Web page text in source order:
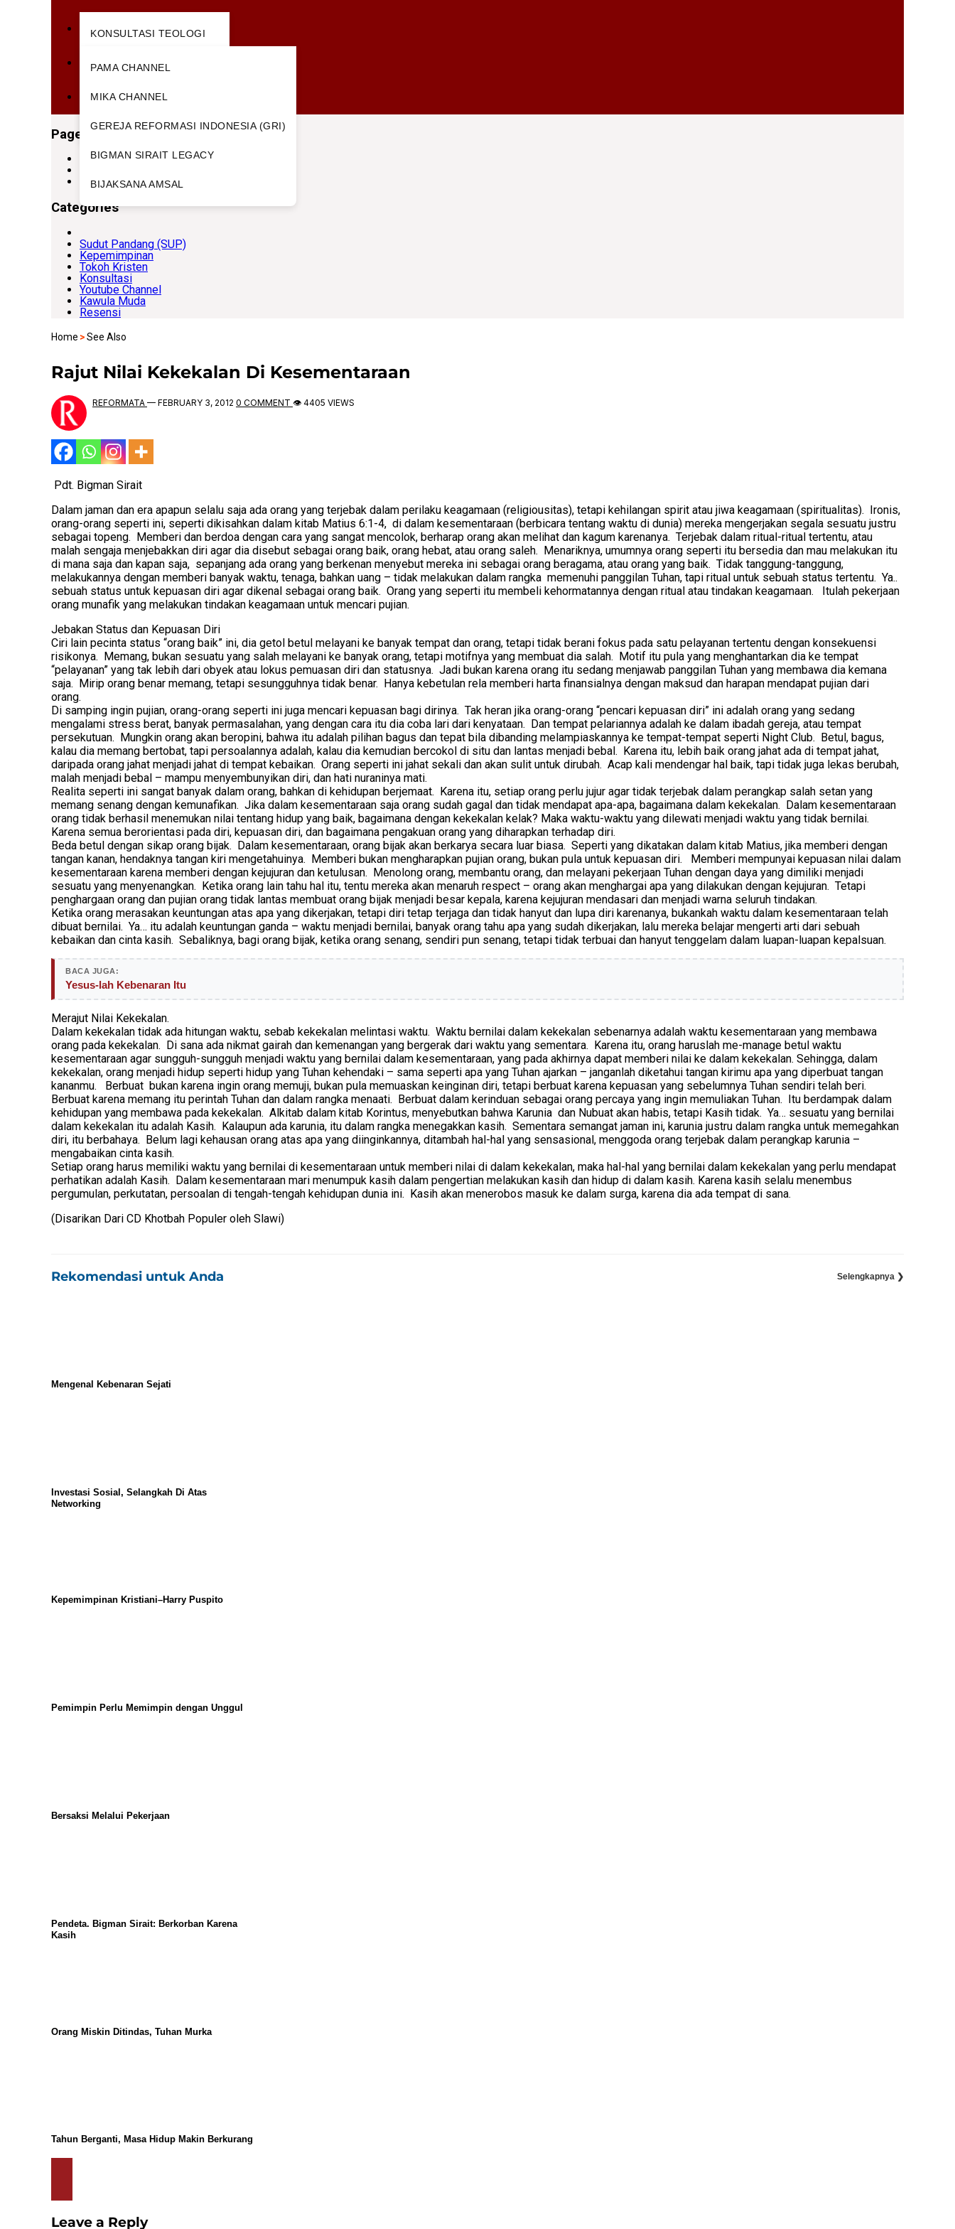
KONSULTASI TEOLOGI
KONSULTASI KELUARGA
KONSULTASI KESEHATAN
KONSULTASI HUKUM
Youtube Channel
PAMA CHANNEL
MIKA CHANNEL
GEREJA REFORMASI INDONESIA (GRI)
BIGMAN SIRAIT LEGACY
BIJAKSANA AMSAL
Kawula Muda
Resensi
Pages
Buku
Log In
Categories
Sudut Pandang (SUP)
Kepemimpinan
Tokoh Kristen
Konsultasi
Youtube Channel
Kawula Muda
Resensi
Home >See Also
Rajut Nilai Kekekalan Di Kesementaraan
REFORMATA — FEBRUARY 3, 2012 0 COMMENT 👁 4405 VIEWS
Pdt. Bigman Sirait
Dalam jaman dan era apapun selalu saja ada orang yang terjebak dalam perilaku keagamaan (religiousitas), tetapi kehilangan spirit atau jiwa keagamaan (spiritualitas). Ironis,
orang-orang seperti ini, seperti dikisahkan dalam kitab Matius 6:1-4, di dalam kesementaraan (berbicara tentang waktu di dunia) mereka mengerjakan segala sesuatu justru
sebagai topeng. Memberi dan berdoa dengan cara yang sangat mencolok, berharap orang akan melihat dan kagum karenanya. Terjebak dalam ritual-ritual tertentu, atau
malah sengaja menjebakkan diri agar dia disebut sebagai orang baik, orang hebat, atau orang saleh. Menariknya, umumnya orang seperti itu bersedia dan mau melakukan itu
di mana saja dan kapan saja, sepanjang ada orang yang berkenan menyebut mereka ini sebagai orang beragama, atau orang yang baik. Tidak tanggung-tanggung,
melakukannya dengan memberi banyak waktu, tenaga, bahkan uang – tidak melakukan dalam rangka memenuhi panggilan Tuhan, tapi ritual untuk sebuah status tertentu. Ya..
sebuah status untuk kepuasan diri agar dikenal sebagai orang baik. Orang yang seperti itu membeli kehormatannya dengan ritual atau tindakan keagamaan. Itulah pekerjaan
orang munafik yang melakukan tindakan keagamaan untuk mencari pujian.
Jebakan Status dan Kepuasan Diri
Ciri lain pecinta status “orang baik” ini, dia getol betul melayani ke banyak tempat dan orang, tetapi tidak berani fokus pada satu pelayanan tertentu dengan konsekuensi
risikonya. Memang, bukan sesuatu yang salah melayani ke banyak orang, tetapi motifnya yang membuat dia salah. Motif itu pula yang menghantarkan dia ke tempat
“pelayanan” yang tak lebih dari obyek atau lokus pemuasan diri dan statusnya. Jadi bukan karena orang itu sedang menjawab panggilan Tuhan yang membawa dia kemana
saja. Mirip orang benar memang, tetapi sesungguhnya tidak benar. Hanya kebetulan rela memberi harta finansialnya dengan maksud dan harapan mendapat pujian dari
orang.
Di samping ingin pujian, orang-orang seperti ini juga mencari kepuasan bagi dirinya. Tak heran jika orang-orang “pencari kepuasan diri” ini adalah orang yang sedang
mengalami stress berat, banyak permasalahan, yang dengan cara itu dia coba lari dari kenyataan. Dan tempat pelariannya adalah ke dalam ibadah gereja, atau tempat
persekutuan. Mungkin orang akan beropini, bahwa itu adalah pilihan bagus dan tepat bila dibanding melampiaskannya ke tempat-tempat seperti Night Club. Betul, bagus,
kalau dia memang bertobat, tapi persoalannya adalah, kalau dia kemudian bercokol di situ dan lantas menjadi bebal. Karena itu, lebih baik orang jahat ada di tempat jahat,
daripada orang jahat menjadi jahat di tempat kebaikan. Orang seperti ini jahat sekali dan akan sulit untuk dirubah. Acap kali mendengar hal baik, tapi tidak juga lekas berubah,
malah menjadi bebal – mampu menyembunyikan diri, dan hati nuraninya mati.
Realita seperti ini sangat banyak dalam orang, bahkan di kehidupan berjemaat. Karena itu, setiap orang perlu jujur agar tidak terjebak dalam perangkap salah setan yang
memang senang dengan kemunafikan. Jika dalam kesementaraan saja orang sudah gagal dan tidak mendapat apa-apa, bagaimana dalam kekekalan. Dalam kesementaraan
orang tidak berhasil menemukan nilai tentang hidup yang baik, bagaimana dengan kekekalan kelak? Maka waktu-waktu yang dilewati menjadi waktu yang tidak bernilai.
Karena semua berorientasi pada diri, kepuasan diri, dan bagaimana pengakuan orang yang diharapkan terhadap diri.
Beda betul dengan sikap orang bijak. Dalam kesementaraan, orang bijak akan berkarya secara luar biasa. Seperti yang dikatakan dalam kitab Matius, jika memberi dengan
tangan kanan, hendaknya tangan kiri mengetahuinya. Memberi bukan mengharapkan pujian orang, bukan pula untuk kepuasan diri. Memberi mempunyai kepuasan nilai dalam
kesementaraan karena memberi dengan kejujuran dan ketulusan. Menolong orang, membantu orang, dan melayani pekerjaan Tuhan dengan daya yang dimiliki menjadi
sesuatu yang menyenangkan. Ketika orang lain tahu hal itu, tentu mereka akan menaruh respect – orang akan menghargai apa yang dilakukan dengan kejujuran. Tetapi
penghargaan orang dan pujian orang tidak lantas membuat orang bijak menjadi besar kepala, karena kejujuran mendasari dan menjadi warna seluruh tindakan.
Ketika orang merasakan keuntungan atas apa yang dikerjakan, tetapi diri tetap terjaga dan tidak hanyut dan lupa diri karenanya, bukankah waktu dalam kesementaraan telah
dibuat bernilai. Ya… itu adalah keuntungan ganda – waktu menjadi bernilai, banyak orang tahu apa yang sudah dikerjakan, lalu mereka belajar mengerti arti dari sebuah
kebaikan dan cinta kasih. Sebaliknya, bagi orang bijak, ketika orang senang, sendiri pun senang, tetapi tidak terbuai dan hanyut tenggelam dalam luapan-luapan kepalsuan.
BACA JUGA:
Yesus-lah Kebenaran Itu
Merajut Nilai Kekekalan.
Dalam kekekalan tidak ada hitungan waktu, sebab kekekalan melintasi waktu. Waktu bernilai dalam kekekalan sebenarnya adalah waktu kesementaraan yang membawa
orang pada kekekalan. Di sana ada nikmat gairah dan kemenangan yang bergerak dari waktu yang sementara. Karena itu, orang haruslah me-manage betul waktu
kesementaraan agar sungguh-sungguh menjadi waktu yang bernilai dalam kesementaraan, yang pada akhirnya dapat memberi nilai ke dalam kekekalan. Sehingga, dalam
kekekalan, orang menjadi hidup seperti hidup yang Tuhan kehendaki – sama seperti apa yang Tuhan ajarkan – janganlah diketahui tangan kirimu apa yang diperbuat tangan
kananmu. Berbuat bukan karena ingin orang memuji, bukan pula memuaskan keinginan diri, tetapi berbuat karena kepuasan yang sebelumnya Tuhan sendiri telah beri.
Berbuat karena memang itu perintah Tuhan dan dalam rangka menaati. Berbuat dalam kerinduan sebagai orang percaya yang ingin memuliakan Tuhan. Itu berdampak dalam
kehidupan yang membawa pada kekekalan. Alkitab dalam kitab Korintus, menyebutkan bahwa Karunia dan Nubuat akan habis, tetapi Kasih tidak. Ya… sesuatu yang bernilai
dalam kekekalan itu adalah Kasih. Kalaupun ada karunia, itu dalam rangka menegakkan kasih. Sementara semangat jaman ini, karunia justru dalam rangka untuk memegahkan
diri, itu berbahaya. Belum lagi kehausan orang atas apa yang diinginkannya, ditambah hal-hal yang sensasional, menggoda orang terjebak dalam perangkap karunia –
mengabaikan cinta kasih.
Setiap orang harus memiliki waktu yang bernilai di kesementaraan untuk memberi nilai di dalam kekekalan, maka hal-hal yang bernilai dalam kekekalan yang perlu mendapat
perhatikan adalah Kasih. Dalam kesementaraan mari menumpuk kasih dalam pengertian melakukan kasih dan hidup di dalam kasih. Karena kasih selalu menembus
pergumulan, perkutatan, persoalan di tengah-tengah kehidupan dunia ini. Kasih akan menerobos masuk ke dalam surga, karena dia ada tempat di sana.
(Disarikan Dari CD Khotbah Populer oleh Slawi)
Rekomendasi untuk Anda Selengkapnya ❯
Mengenal Kebenaran Sejati
Investasi Sosial, Selangkah Di Atas
Networking
Kepemimpinan Kristiani–Harry Puspito
Pemimpin Perlu Memimpin dengan Unggul
Bersaksi Melalui Pekerjaan
Pendeta. Bigman Sirait: Berkorban Karena
Kasih
Orang Miskin Ditindas, Tuhan Murka
Tahun Berganti, Masa Hidup Makin Berkurang
Leave a Reply